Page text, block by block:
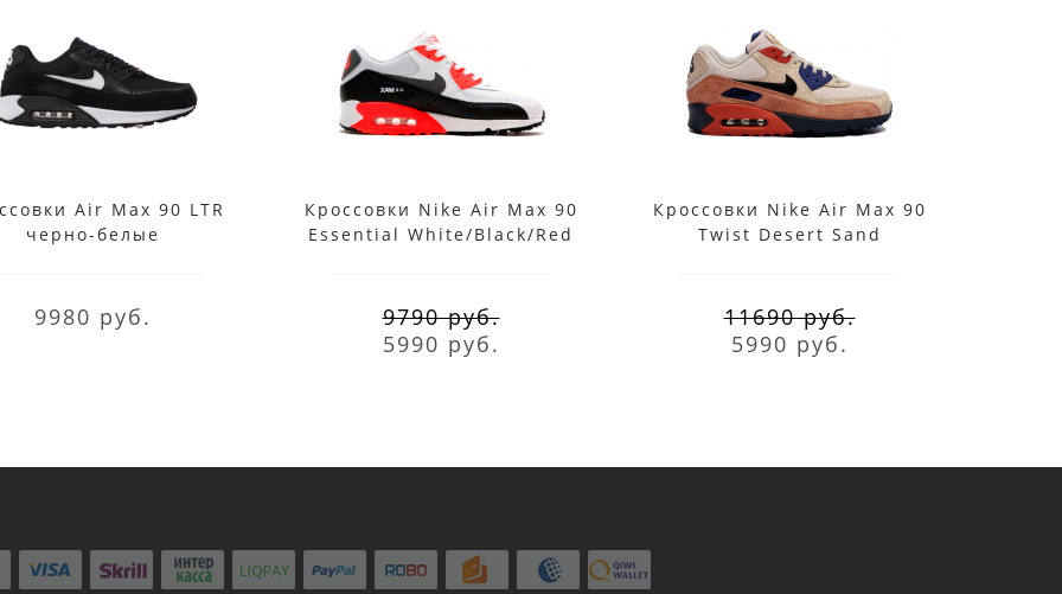
Air Max 90 LTR
черно-белые
9980 руб.
Кроссовки Nike Air Max 90
Essential White/Black/Red
9790 руб.
5990 руб.
Кроссовки Nike Air Max 90
Twist Desert Sand
11690 руб.
5990 руб.